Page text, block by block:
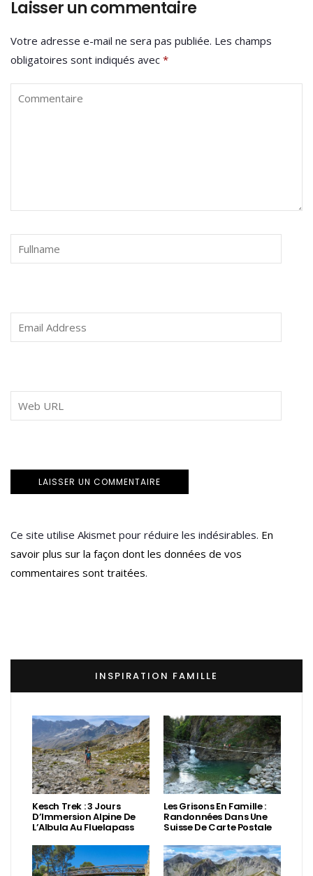
Laisser un commentaire
Votre adresse e-mail ne sera pas publiée. Les champs
obligatoires sont indiqués avec *
Ce site utilise Akismet pour réduire les indésirables. En
savoir plus sur la façon dont les données de vos
commentaires sont traitées.
INSPIRATION FAMILLE
Kesch Trek : 3 Jours
D’Immersion Alpine De
L’Albula Au Fluelapass
Les Grisons En Famille :
Randonnées Dans Une
Suisse De Carte Postale